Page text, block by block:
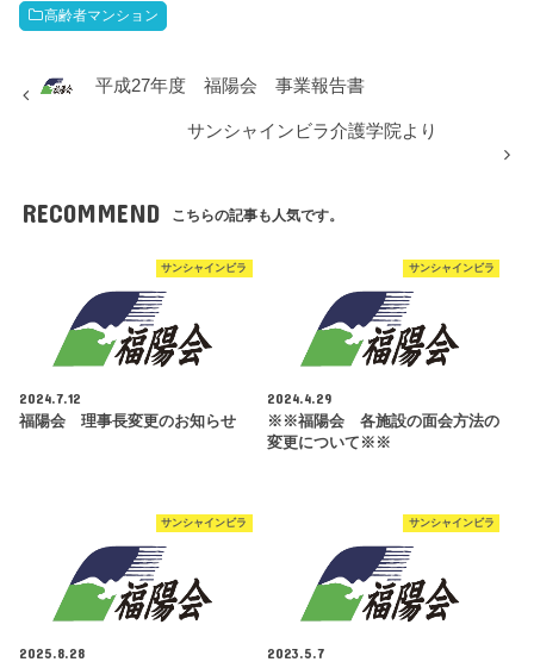
高齢者マンション
平成27年度 福陽会 事業報告書
サンシャインビラ介護学院より
RECOMMEND こちらの記事も人気です。
サンシャインビラ
2024.7.12
福陽会 理事長変更のお知らせ
サンシャインビラ
2024.4.29
※※福陽会 各施設の面会方法の
変更について※※
サンシャインビラ
2025.8.28
サンシャインビラ
2023.5.7